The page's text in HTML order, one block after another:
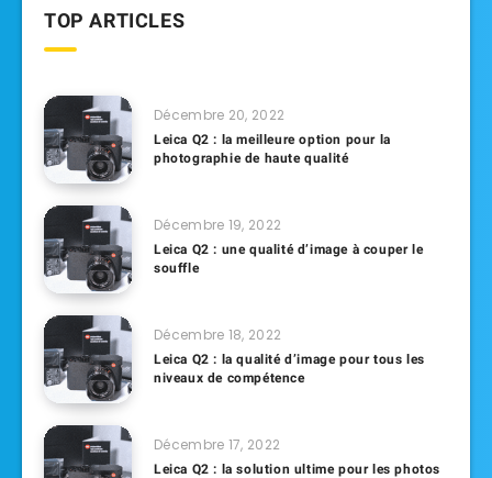
TOP ARTICLES
Décembre 20, 2022
Leica Q2 : la meilleure option pour la
photographie de haute qualité
Décembre 19, 2022
Leica Q2 : une qualité d’image à couper le
souffle
Décembre 18, 2022
Leica Q2 : la qualité d’image pour tous les
niveaux de compétence
Décembre 17, 2022
Leica Q2 : la solution ultime pour les photos